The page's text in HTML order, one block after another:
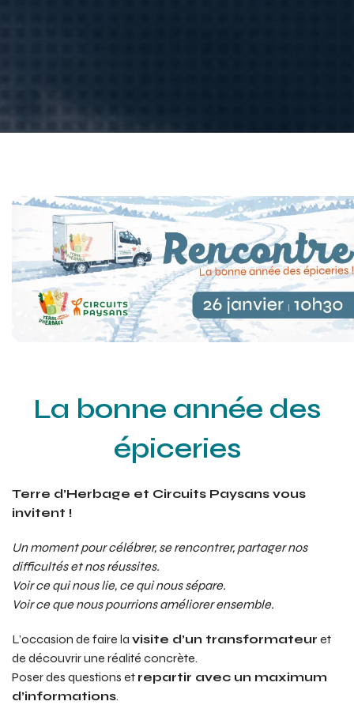
La bonne année des
épiceries
Terre d’Herbage et Circuits Paysans vous
invitent !
Un moment pour célébrer, se rencontrer, partager nos
difficultés et nos réussites.
Voir ce qui nous lie, ce qui nous sépare.
Voir ce que nous pourrions améliorer ensemble.
L’occasion de faire la visite d’un transformateur et
de découvrir une réalité concrète.
Poser des questions et repartir avec un maximum
d’informations.